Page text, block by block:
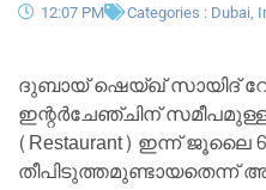
12:07 PM
Categories : Dubai
ദുബായ് ഷെയ്ഖ് സായിദ്
ഇന്റർചേഞ്ചിന്
(Restaurant) ഇന്ന് ജൂലൈ 6
തീപിടുത്തമുണ്ടായതെന്ന്